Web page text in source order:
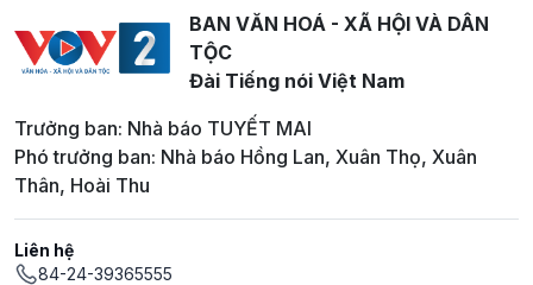
BAN VĂN HOÁ - XÃ HỘI VÀ DÂN
TỘC
Đài Tiếng nói Việt Nam
Trưởng ban: Nhà báo TUYẾT MAI
Phó trưởng ban: Nhà báo Hồng Lan, Xuân Thọ, Xuân
Thân, Hoài Thu
Liên hệ
84-24-39365555